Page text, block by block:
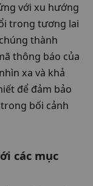
với xu hướng
trong tương lai
thành
thông báo của
xa và khả
để đảm bảo
bối cảnh
các mục